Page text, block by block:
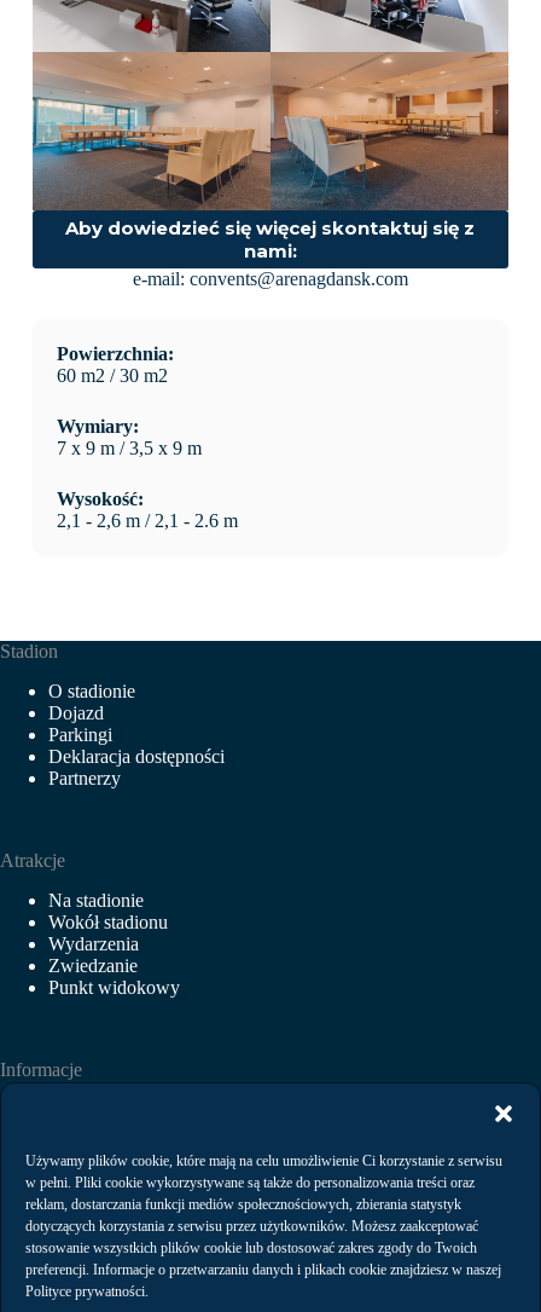
Używamy plików cookie, które mają na celu umożliwienie Ci korzystanie z serwisu
w pełni. Pliki cookie wykorzystywane są także do personalizowania treści oraz
reklam, dostarczania funkcji mediów społecznościowych, zbierania statystyk
dotyczących korzystania z serwisu przez użytkowników. Możesz zaakceptować
stosowanie wszystkich plików cookie lub dostosować zakres zgody do Twoich
preferencji. Informacje o przetwarzaniu danych i plikach cookie znajdziesz w naszej
Polityce prywatności.
Aby dowiedzieć się więcej skontaktuj się z
nami:
e-mail: convents@arenagdansk.com
Powierzchnia:
60 m2 / 30 m2
Wymiary:
7 x 9 m / 3,5 x 9 m
Wysokość:
2,1 - 2,6 m / 2,1 - 2.6 m
Stadion
O stadionie
Dojazd
Parkingi
Deklaracja dostępności
Partnerzy
Atrakcje
Na stadionie
Wokół stadionu
Wydarzenia
Zwiedzanie
Punkt widokowy
Informacje
Wynajem
Regulaminy
Polityka prywatności
Kontakt